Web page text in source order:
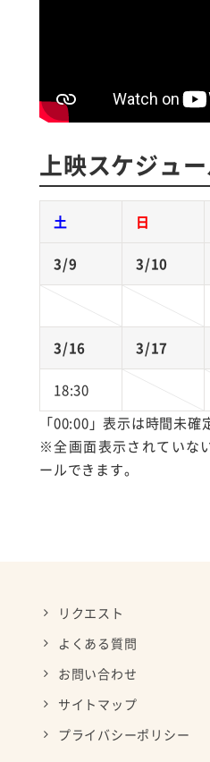
上映スケジュ
土 日
3/9 3/10
3/16 3/17
18:30
「00:00」表示は時間未確
※全画面表示されていな
ールできます。
リクエスト
よくある質問
お問い合わせ
サイトマップ
プライバシーポリシー